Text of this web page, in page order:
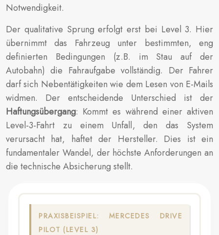
Notwendigkeit.
Der qualitative Sprung erfolgt erst bei Level 3. Hier
übernimmt das Fahrzeug unter bestimmten, eng
definierten Bedingungen (z.B. im Stau auf der
Autobahn) die Fahraufgabe vollständig. Der Fahrer
darf sich Nebentätigkeiten wie dem Lesen von E-Mails
widmen. Der entscheidende Unterschied ist der
Haftungsübergang: Kommt es während einer aktiven
Level-3-Fahrt zu einem Unfall, den das System
verursacht hat, haftet der Hersteller. Dies ist ein
fundamentaler Wandel, der höchste Anforderungen an
die technische Absicherung stellt.
PRAXISBEISPIEL: MERCEDES DRIVE
PILOT (LEVEL 3)